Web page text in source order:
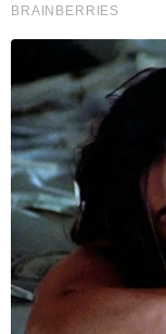
BRAINBERRIES